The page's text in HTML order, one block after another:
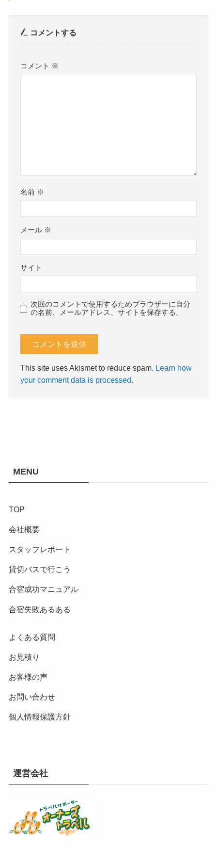
コメントする
コメント ※
名前 ※
メール ※
サイト
次回のコメントで使用するためブラウザーに自分
の名前、メールアドレス、サイトを保存する。
This site uses Akismet to reduce spam. Learn how
your comment data is processed.
MENU
TOP
会社概要
スタッフレポート
貸切バスで行こう
合宿成功マニュアル
合宿失敗あるある
よくある質問
お見積り
お客様の声
お問い合わせ
個人情報保護方針
運営会社